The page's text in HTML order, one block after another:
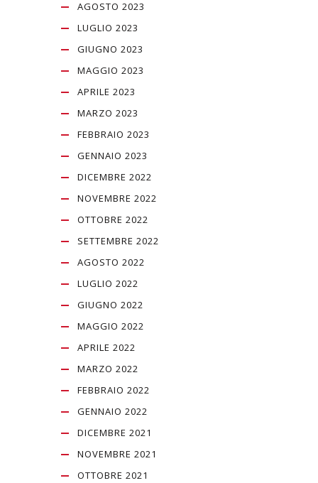
AGOSTO 2023
LUGLIO 2023
GIUGNO 2023
MAGGIO 2023
APRILE 2023
MARZO 2023
FEBBRAIO 2023
GENNAIO 2023
DICEMBRE 2022
NOVEMBRE 2022
OTTOBRE 2022
SETTEMBRE 2022
AGOSTO 2022
LUGLIO 2022
GIUGNO 2022
MAGGIO 2022
APRILE 2022
MARZO 2022
FEBBRAIO 2022
GENNAIO 2022
DICEMBRE 2021
NOVEMBRE 2021
OTTOBRE 2021